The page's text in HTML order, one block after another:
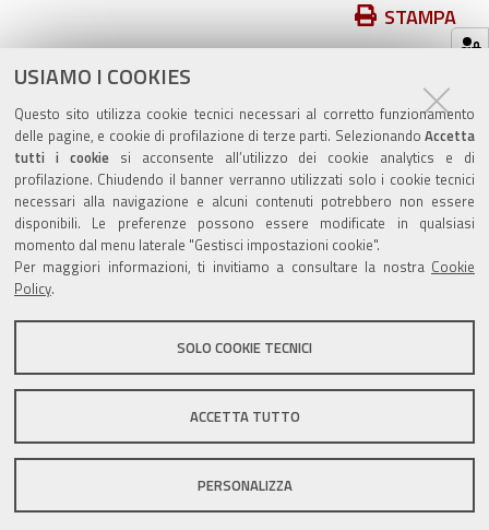
USIAMO I COOKIES
Questo sito utilizza cookie tecnici necessari al corretto funzionamento
delle pagine, e cookie di profilazione di terze parti. Selezionando Accetta
tutti i cookiesi acconsente all’utilizzo dei cookie analytics e di
profilazione. Chiudendo il banner verranno utilizzati solo i cookie tecnici
necessari alla navigazione e alcuni contenuti potrebbero non essere
disponibili. Le preferenze possono essere modificate in qualsiasi
momento dal menu laterale "Gestisci impostazioni cookie".
Per maggiori informazioni, ti invitiamo a consultare la nostra Cookie
Policy.
SOLO COOKIE TECNICI
ACCETTA TUTTO
PERSONALIZZA
sul
documento
STAMPA
ultima modifica
Valuta questo sito
Sito istituzionale Comune di Zola Predosa
Privacy policy|DPO|Accessibilità